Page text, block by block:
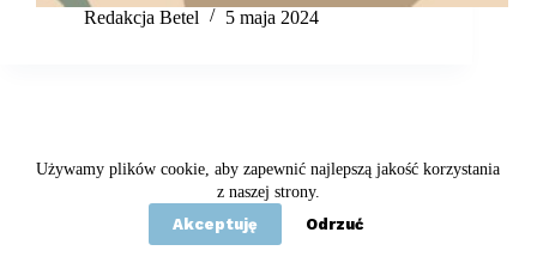
Używamy plików cookie, aby zapewnić najlepszą jakość korzystania
z naszej strony.
Akceptuję
Odrzuć
Redakcja Betel 5 maja 2024
Copyright © 2020 - 2026 Betel